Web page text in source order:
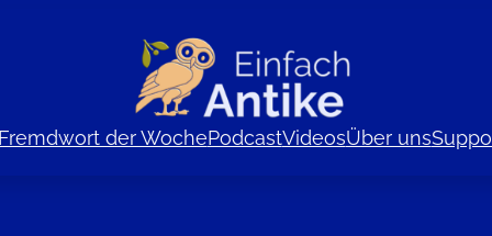
Fremdwort der WochePodcastVideosÜber uns